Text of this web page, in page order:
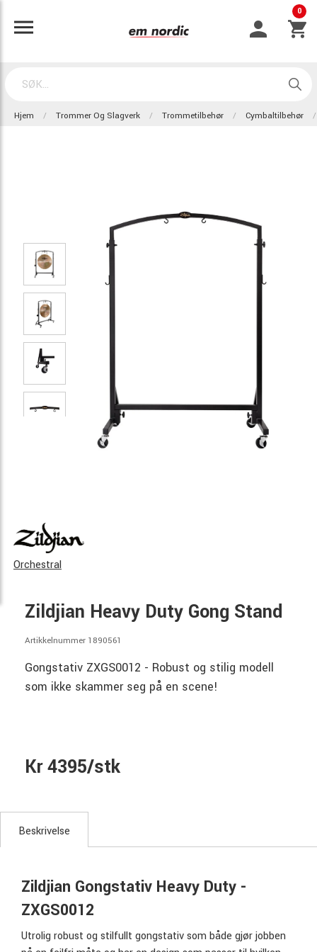
0
Hjem Trommer Og Slagverk Trommetilbehør Cymbaltilbehør
Orchestral
Zildjian Heavy Duty Gong Stand
Artikkelnummer 1890561
Gongstativ ZXGS0012 - Robust og stilig modell
som ikke skammer seg på en scene!
Kr 4395/stk
Beskrivelse
Zildjian Gongstativ Heavy Duty -
ZXGS0012
Utrolig robust og stilfullt gongstativ som både gjør jobben